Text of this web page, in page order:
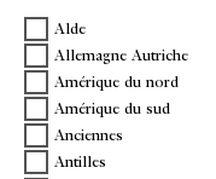
BALZAC Honoré de
BANVILLE Théodore
BARBÉ DE MARBOIS
BARBEY
BARBUSSE Henri
BAUDELAIRE Charles
Alde
Allemagne Autriche
Amérique du nord
Amérique du sud
Anciennes
Antilles